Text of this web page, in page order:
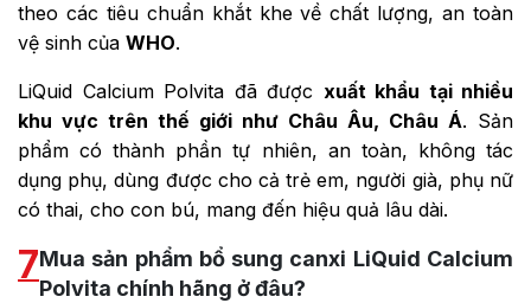
theo các tiêu chuẩn khắt khe về chất lượng, an toàn
vệ sinh của WHO.
LiQuid Calcium Polvita đã được xuất khẩu tại nhiều
khu vực trên thế giới như Châu Âu, Châu Á. Sản
phẩm có thành phần tự nhiên, an toàn, không tác
dụng phụ, dùng được cho cả trẻ em, người già, phụ nữ
có thai, cho con bú, mang đến hiệu quả lâu dài.
7Mua sản phẩm bổ sung canxi LiQuid Calcium
Polvita chính hãng ở đâu?